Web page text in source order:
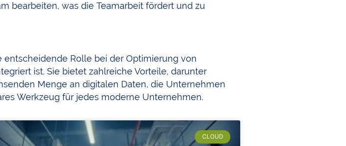
bearbeiten, was die Teamarbeit fördert und zu
Rolle bei der Optimierung von
ist. Sie bietet zahlreiche Vorteile, darunter
Menge an digitalen Daten, die Unternehmen
Werkzeug für jedes moderne Unternehmen.
CLOUD